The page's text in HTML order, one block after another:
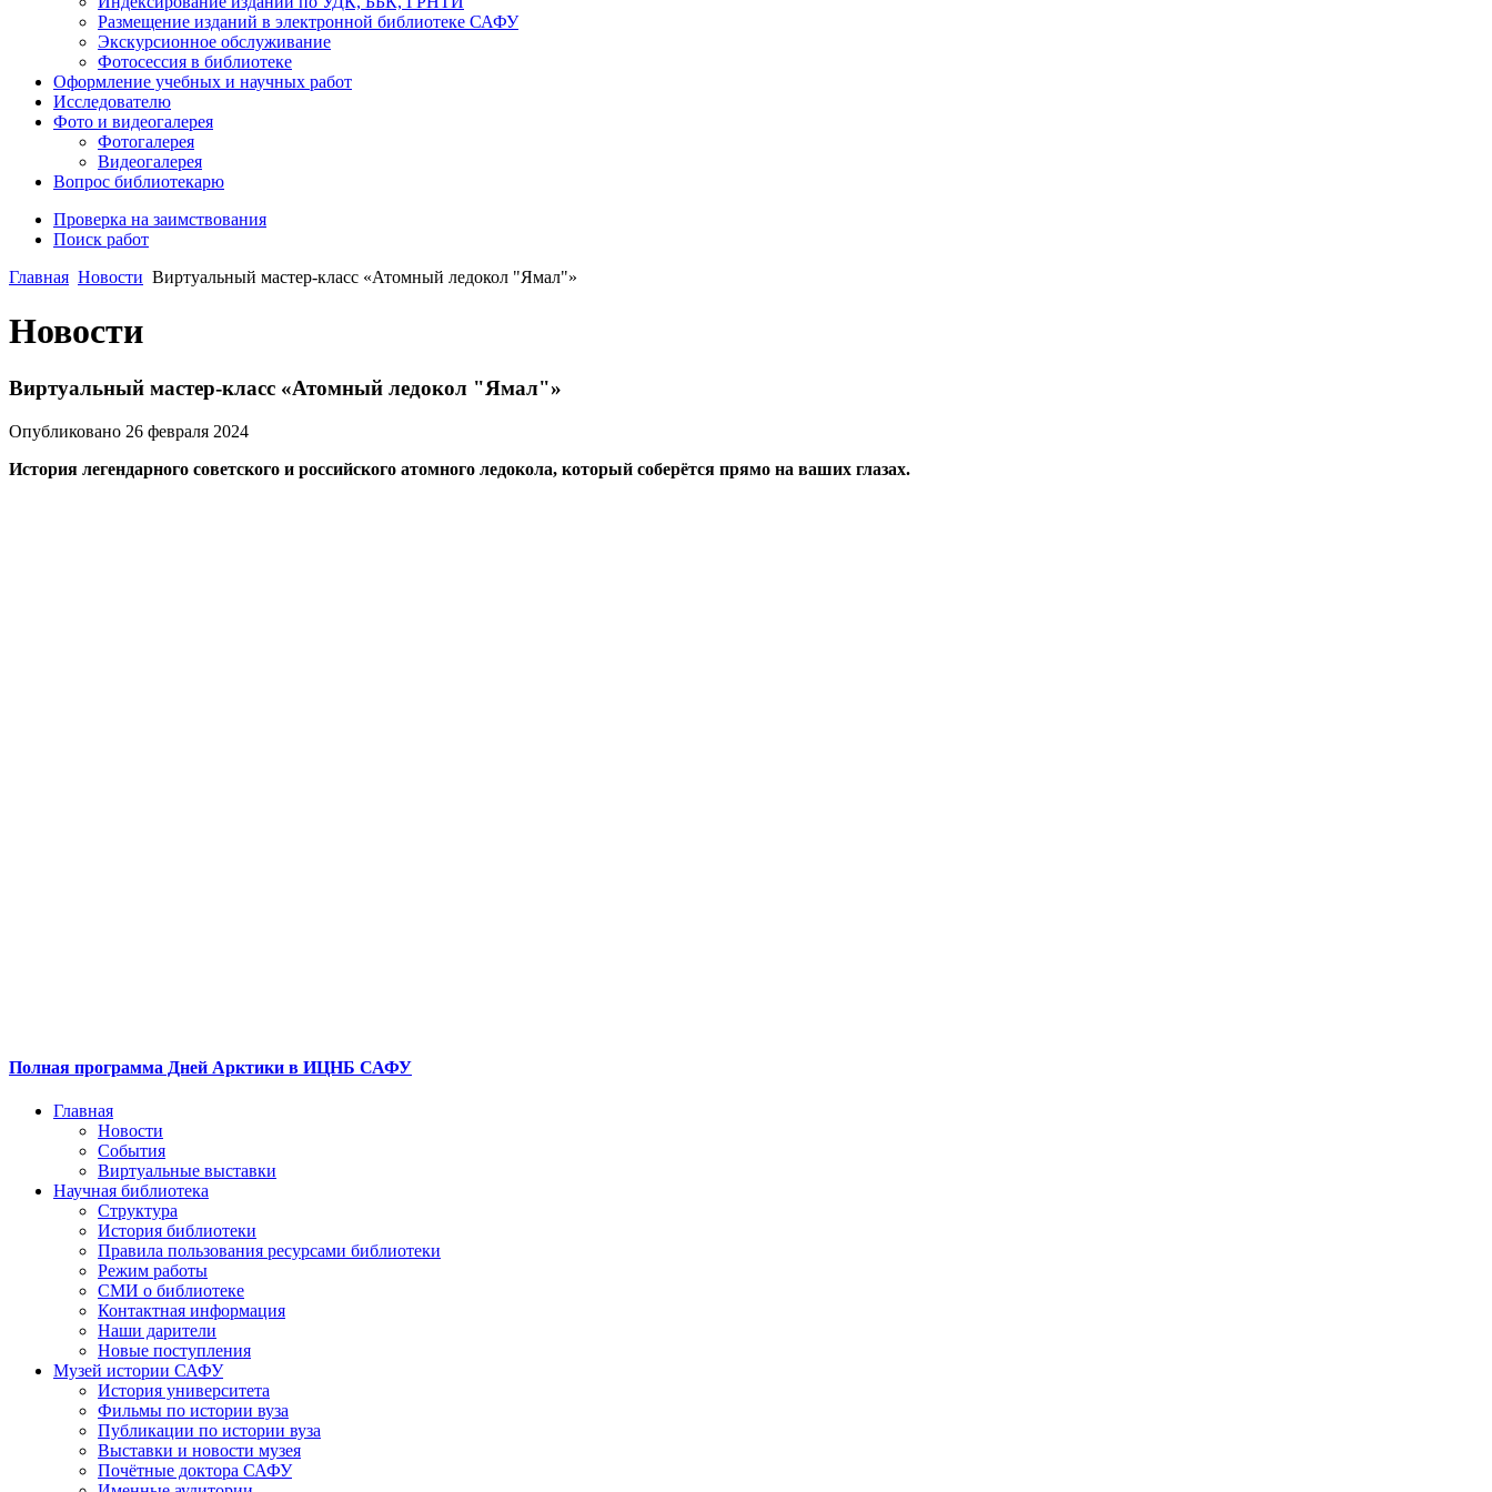
Размещение изданий в электронной библиотеке САФУ
Экскурсионное обслуживание
Фотосессия в библиотеке
Оформление учебных и научных работ
Исследователю
Фото и видеогалерея
Фотогалерея
Видеогалерея
Вопрос библиотекарю
Проверка на заимствования
Поиск работ
Главная Новости Виртуальный мастер-класс «Атомный ледокол "Ямал"»
Новости
Виртуальный мастер-класс «Атомный ледокол "Ямал"»
Опубликовано 26 февраля 2024
История легендарного советского и российского атомного ледокола, который соберётся прямо на ваших глазах.
Полная программа Дней Арктики в ИЦНБ САФУ
Главная
Новости
События
Виртуальные выставки
Научная библиотека
Структура
История библиотеки
Правила пользования ресурсами библиотеки
Режим работы
СМИ о библиотеке
Контактная информация
Наши дарители
Новые поступления
Музей истории САФУ
История университета
Фильмы по истории вуза
Публикации по истории вуза
Выставки и новости музея
Почётные доктора САФУ